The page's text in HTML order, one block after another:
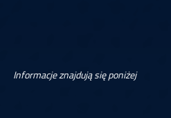
Informacje znajdują się poniżej